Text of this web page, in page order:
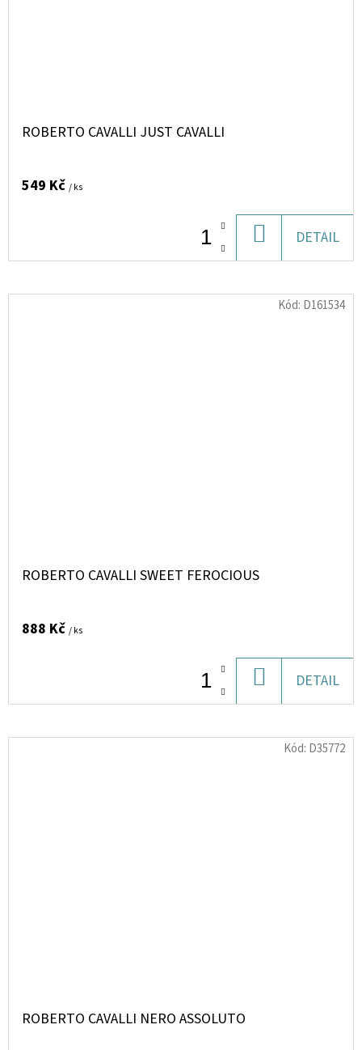
ROBERTO CAVALLI JUST CAVALLI
549 Kč / ks
KOŠÍKU
DETAIL
ROBERTO CAVALLI SWEET FEROCIOUS
888 Kč / ks
KOŠÍKU
DETAIL
Kód: D161534
ROBERTO CAVALLI NERO ASSOLUTO
Kód: D35772